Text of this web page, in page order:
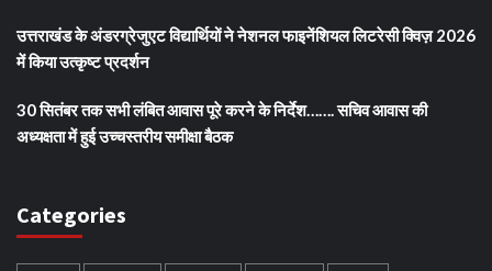
उत्तराखंड के अंडरग्रेजुएट विद्यार्थियों ने नेशनल फाइनेंशियल लिटरेसी क्विज़ 2026
में किया उत्कृष्ट प्रदर्शन
30 सितंबर तक सभी लंबित आवास पूरे करने के निर्देश……. सचिव आवास की
अध्यक्षता में हुई उच्चस्तरीय समीक्षा बैठक
Categories